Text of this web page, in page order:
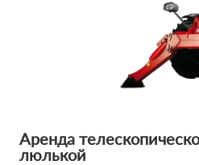
Аренда
люлькой